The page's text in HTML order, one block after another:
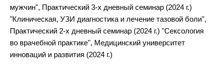
мужчин", Практический 3-х дневный семинар (2024 г.)
"Клиническая, УЗИ диагностика и лечение тазовой боли",
Практический 2-х дневный семинар (2024 г.) "Сексология
во врачебной практике", Медицинский университет
инноваций и развития (2024 г.)